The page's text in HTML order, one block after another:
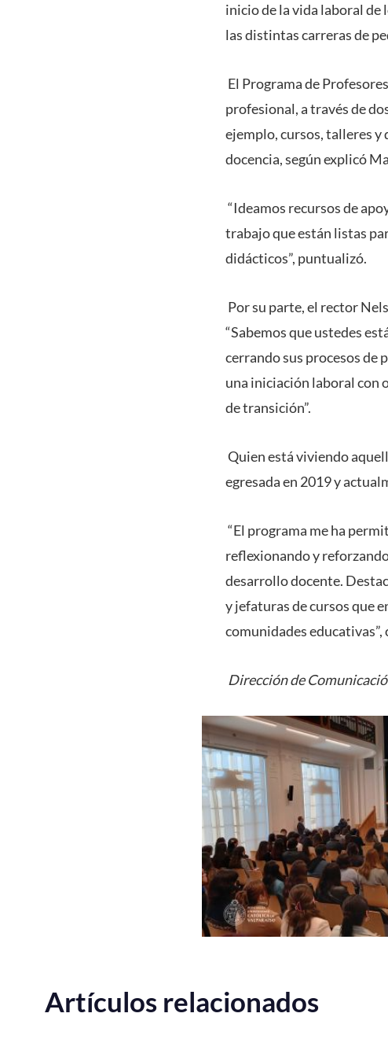
inicio de la vida laboral de
las distintas carreras de
El Programa de
profesional, a través de
ejemplo, cursos, talleres y
docencia, según explicó
“Ideamos recursos de
trabajo que están listas
didácticos”, puntualizó.
Por su parte, el rector
“Sabemos que ustedes
cerrando sus procesos de
una iniciación laboral con
de transición”.
Quien está viviendo
egresada en 2019 y
“El programa me ha
reflexionando y
desarrollo docente.
y jefaturas de cursos que
comunidades educativas”,
Dirección de
Artículos relacionados